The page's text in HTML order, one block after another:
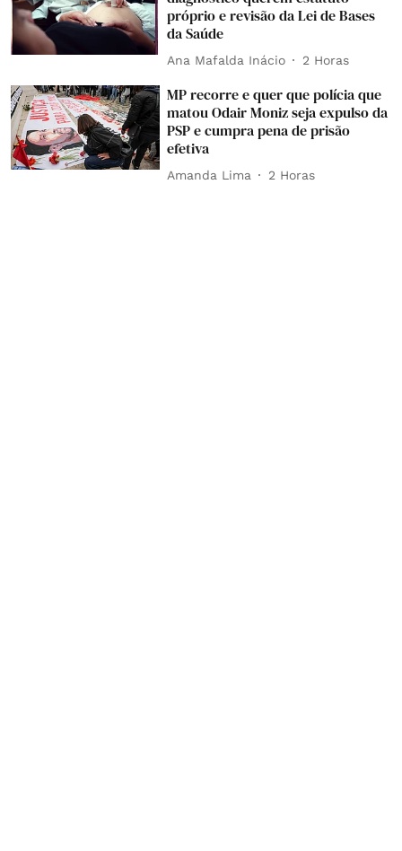
próprio e revisão da Lei de Bases
da Saúde
Ana Mafalda Inácio 2 Horas
MP recorre e quer que polícia que
matou Odair Moniz seja expulso da
PSP e cumpra pena de prisão
efetiva
Amanda Lima 2 Horas